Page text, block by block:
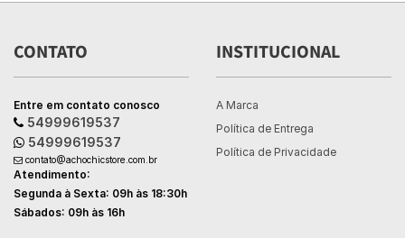
CONTATO
Entre em contato conosco
54999619537
54999619537
contato@achochicstore.com.br
Atendimento:
Segunda à Sexta: 09h às 18:30h
Sábados: 09h às 16h
INSTITUCIONAL
A Marca
Política de Entrega
Política de Privacidade